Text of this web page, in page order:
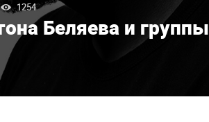
1254
Беляева и группы